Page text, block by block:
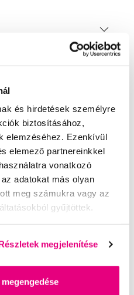
és hirdetések személyre
biztosításához,
elemzéséhez. Ezenkívül
elemező partnereinkkel
vonatkozó
adatokat más olyan
meg számukra vagy az
gyűjtöttek.
megjelenítése
és cikkek